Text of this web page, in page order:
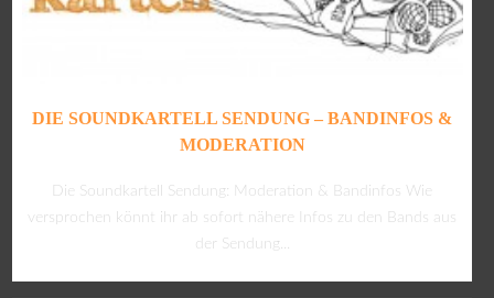
DIE SOUNDKARTELL SENDUNG – BANDINFOS &
MODERATION
Die Soundkartell Sendung: Moderation & Bandinfos Wie
versprochen könnt ihr ab sofort nähere Infos zu den Bands aus
der Sendung...